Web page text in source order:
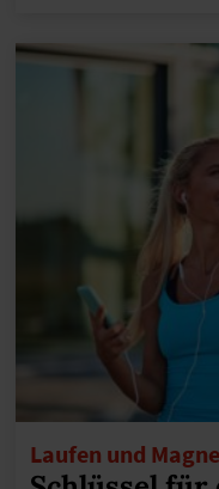
Laufen und